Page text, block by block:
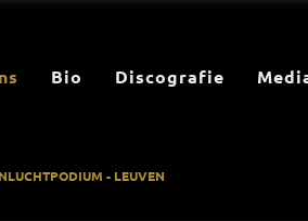
Bio Discografie
- LEUVEN